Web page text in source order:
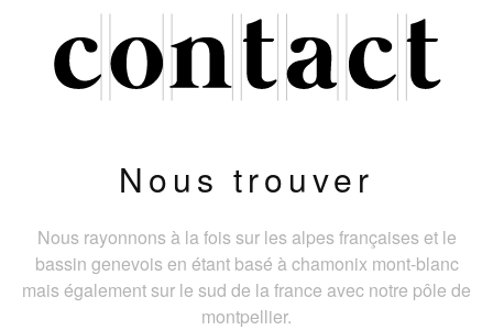
Nous trouver
Nous rayonnons à la fois sur les alpes françaises et le
bassin genevois en étant basé à chamonix mont-blanc
mais également sur le sud de la france avec notre pôle de
montpellier.